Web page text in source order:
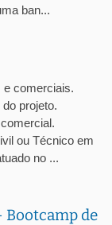
ban...
e comerciais.
projeto.
ou Técnico em
no ...
Bootcamp de